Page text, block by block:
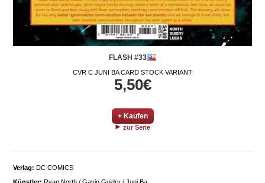
FLASH #33
CVR C JUNI BA CARD STOCK VARIANT
5,50€
+ Kaufen
zur Serie
Verlag: DC COMICS